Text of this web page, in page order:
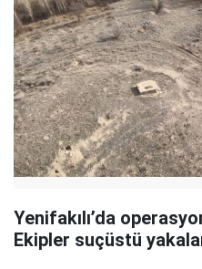
Yenifakılı’da
Ekipler suçüstü